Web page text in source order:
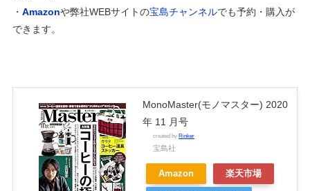
・ Amazonや弊社WEBサイトの宝島チャンネルでも予約・購入が
できます。
MonoMaster(モノマスター) 2020
年 11 月号
created by Rinker
宝島社
Amazon 楽天市場